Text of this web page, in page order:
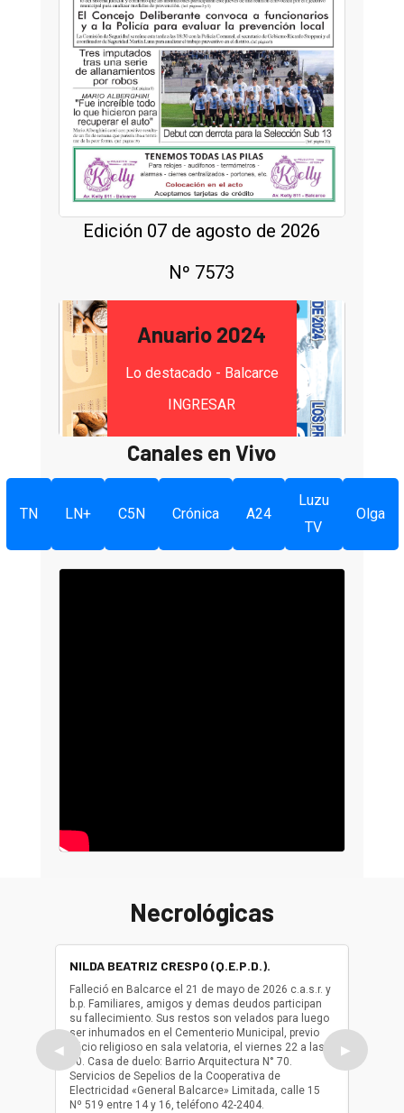
Edición 07 de agosto de 2026
Nº 7573
Anuario 2024
Lo destacado - Balcarce
INGRESAR
Canales en Vivo
TN LN+ C5N Crónica A24
Luzu
TV
Olga
Necrológicas
◀
NILDA BEATRIZ CRESPO (Q.E.P.D.).
Falleció en Balcarce el 21 de mayo de 2026 c.a.s.r. y
b.p. Familiares, amigos y demas deudos participan
su fallecimiento. Sus restos son velados para luego
ser inhumados en el Cementerio Municipal, previo
oficio religioso en sala velatoria, el viernes 22 a las
10. Casa de duelo: Barrio Arquitectura N° 70.
Servicios de Sepelios de la Cooperativa de
Electricidad «General Balcarce» Limitada, calle 15
Nº 519 entre 14 y 16, teléfono 42-2404.
ser
oficio
▶